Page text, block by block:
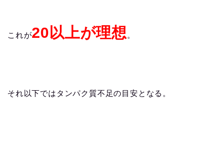
これが20以上が理想。
それ以下ではタンパク質不足の目安となる。